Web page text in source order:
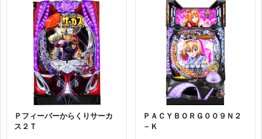
Ｐフィーバーからくりサーカ
ス２Ｔ
ＰＡＣＹＢＯＲＧ００９Ｎ２
－Ｋ